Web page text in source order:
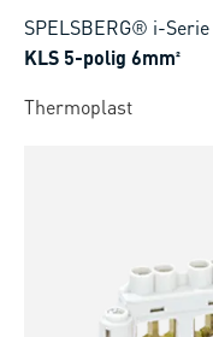
SPELSBERG® i-Serie
KLS 5-polig 6mm²
Thermoplast